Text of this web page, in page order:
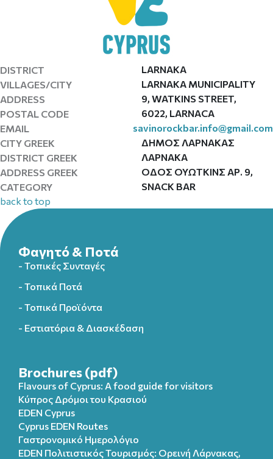
DISTRICT
LARNAKA
VILLAGES/CITY
LARNAKA MUNICIPALITY
ADDRESS
9, WATKINS STREET,
POSTAL CODE
6022, LARNACA
EMAIL
savinorockbar.info@gmail.com
CITY GREEK
ΔΗΜΟΣ ΛΑΡΝΑΚΑΣ
DISTRICT GREEK
ΛΑΡΝΑΚΑ
ADDRESS GREEK
ΟΔΟΣ ΟΥΩΤΚΙΝΣ ΑΡ. 9,
CATEGORY
SNACK BAR
back to top
Φαγητό & Ποτά
- Τοπικές Συνταγές
- Τοπικά Ποτά
- Τοπικά Προϊόντα
- Εστιατόρια & Διασκέδαση
Brochures (pdf)
Flavours of Cyprus: A food guide for visitors
Κύπρος Δρόμοι του Κρασιού
EDEN Cyprus
Cyprus EDEN Routes
Γαστρονομικό Ημερολόγιο
EDEN Πολιτιστικός Τουρισμός: Ορεινή Λάρνακας,